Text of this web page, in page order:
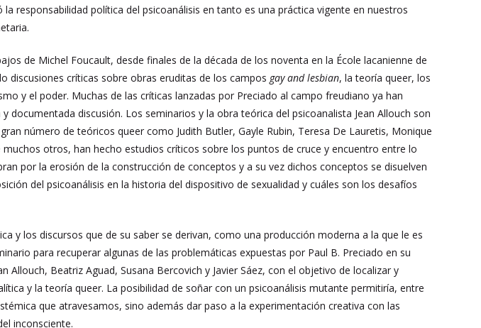
responsabilidad política del psicoanálisis en tanto es una práctica vigente en nuestros
de Michel Foucault, desde finales de la década de los noventa en la École lacanienne de
discusiones críticas sobre obras eruditas de los campos gay and lesbian, la teoría queer, los
y el poder. Muchas de las críticas lanzadas por Preciado al campo freudiano ya han
documentada discusión. Los seminarios y la obra teórica del psicoanalista Jean Allouch son
número de teóricos queer como Judith Butler, Gayle Rubin, Teresa De Lauretis, Monique
otros, han hecho estudios críticos sobre los puntos de cruce y encuentro entre lo
por la erosión de la construcción de conceptos y a su vez dichos conceptos se disuelven
del psicoanálisis en la historia del dispositivo de sexualidad y cuáles son los desafíos
y los discursos que de su saber se derivan, como una producción moderna a la que le es
para recuperar algunas de las problemáticas expuestas por Paul B. Preciado en su
Allouch, Beatriz Aguad, Susana Bercovich y Javier Sáez, con el objetivo de localizar y
y la teoría queer. La posibilidad de soñar con un psicoanálisis mutante permitiría, entre
que atravesamos, sino además dar paso a la experimentación creativa con las
inconsciente.